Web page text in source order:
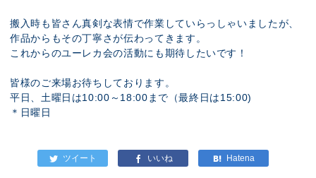
搬入時も皆さん真剣な表情で作業していらっしゃいましたが、
作品からもその丁寧さが伝わってきます。
これからのユーレカ会の活動にも期待したいです！
皆様のご来場お待ちしております。
平日、土曜日は10:00～18:00まで（最終日は15:00)
＊日曜日